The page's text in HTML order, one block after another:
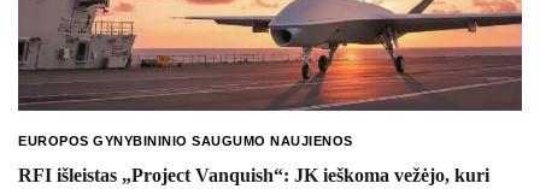
EUROPOS GYNYBININIO SAUGUMO NAUJIENOS
RFI išleistas „Project Vanquish“: JK ieškoma vežėjo, kuri